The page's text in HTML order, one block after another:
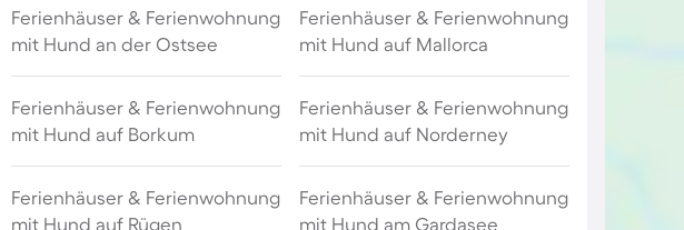
Ferienhäuser & Ferienwohnung
mit Hund an der Ostsee
Ferienhäuser & Ferienwohnung
mit Hund auf Mallorca
Ferienhäuser & Ferienwohnung
mit Hund auf Borkum
Ferienhäuser & Ferienwohnung
mit Hund auf Norderney
Ferienhäuser & Ferienwohnung
mit Hund auf Rügen
Ferienhäuser & Ferienwohnung
mit Hund am Gardasee